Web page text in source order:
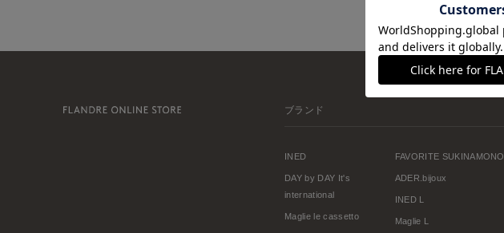
ブランド
INED
DAY by DAY It's
international
Maglie le cassetto
FAVORITE SUKINAMONO
ADER.bijoux
INED L
Maglie L